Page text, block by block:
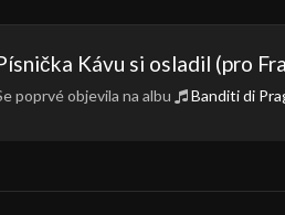
Kávu si osladil (pro
poprvé objevila na albu Banditi di